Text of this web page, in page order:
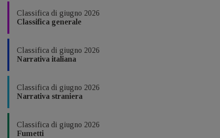
Classifica di giugno 2026
Classifica generale
Classifica di giugno 2026
Narrativa italiana
Classifica di giugno 2026
Narrativa straniera
Classifica di giugno 2026
Fumetti